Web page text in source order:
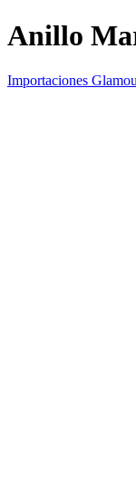
Anillo
Importaciones